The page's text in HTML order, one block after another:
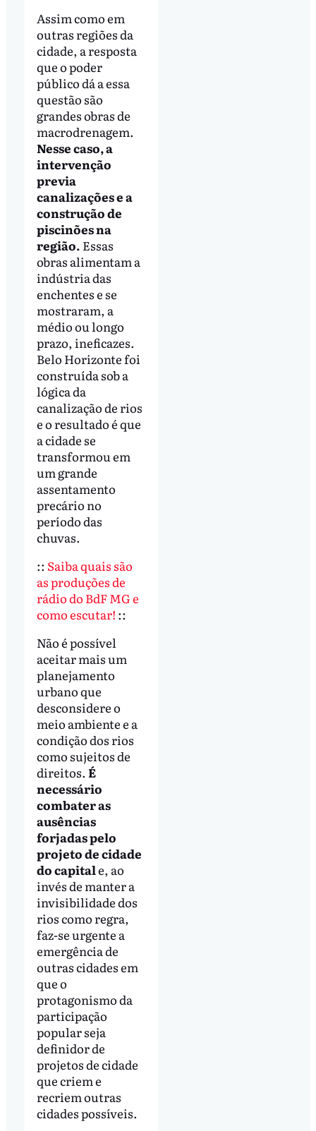
Assim como em
outras regiões da
cidade, a resposta
que o poder
público dá a essa
questão são
grandes obras de
macrodrenagem.
Nesse caso, a
intervenção
previa
canalizações e a
construção de
piscinões na
região. Essas
obras alimentam a
indústria das
enchentes e se
mostraram, a
médio ou longo
prazo, ineficazes.
Belo Horizonte foi
construída sob a
lógica da
canalização de rios
e o resultado é que
a cidade se
transformou em
um grande
assentamento
precário no
período das
chuvas.
:: Saiba quais são
as produções de
rádio do BdF MG e
como escutar! ::​​​
Não é possível
aceitar mais um
planejamento
urbano que
desconsidere o
meio ambiente e a
condição dos rios
como sujeitos de
direitos. É
necessário
combater as
ausências
forjadas pelo
projeto de cidade
do capitale, ao
invés de manter a
invisibilidade dos
rios como regra,
faz-se urgente a
emergência de
outras cidades em
que o
protagonismo da
participação
popular seja
definidor de
projetos de cidade
que criem e
recriem outras
cidades possíveis.